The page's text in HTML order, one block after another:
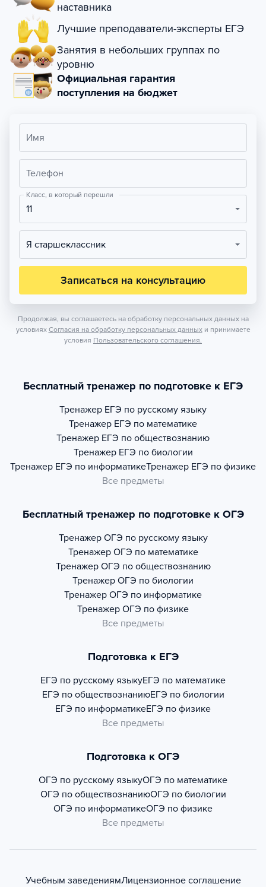
наставника
Лучшие преподаватели-эксперты ЕГЭ
Занятия в небольших группах по
уровню
Официальная гарантия
поступления на бюджет
Имя
Телефон
Класс, в который перешли
11
Я старшеклассник
Записаться на консультацию
Продолжая, вы соглашаетесь на обработку персональных данных на
условиях Согласия на обработку персональных данных и принимаете
условия Пользовательского соглашения.
Бесплатный тренажер по подготовке к ЕГЭ
Тренажер ЕГЭ по русскому языку
Тренажер ЕГЭ по математике
Тренажер ЕГЭ по обществознанию
Тренажер ЕГЭ по биологии
Тренажер ЕГЭ по информатикеТренажер ЕГЭ по физике
Все предметы
Бесплатный тренажер по подготовке к ОГЭ
Тренажер ОГЭ по русскому языку
Тренажер ОГЭ по математике
Тренажер ОГЭ по обществознанию
Тренажер ОГЭ по биологии
Тренажер ОГЭ по информатике
Тренажер ОГЭ по физике
Все предметы
Подготовка к ЕГЭ
ЕГЭ по русскому языкуЕГЭ по математике
ЕГЭ по обществознаниюЕГЭ по биологии
ЕГЭ по информатикеЕГЭ по физике
Все предметы
Подготовка к ОГЭ
ОГЭ по русскому языкуОГЭ по математике
ОГЭ по обществознаниюОГЭ по биологии
ОГЭ по информатикеОГЭ по физике
Все предметы
Учебным заведениямЛицензионное соглашение